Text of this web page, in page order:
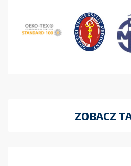
ZOBACZ